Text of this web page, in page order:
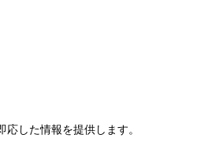
した情報を提供します。